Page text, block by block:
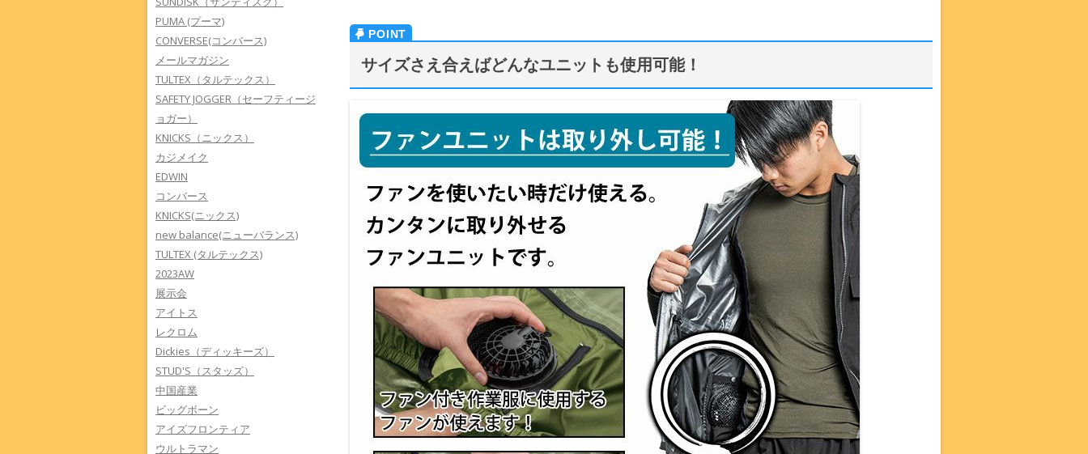
サイズさえ合えばどんなユニットも使用可能！
PUMA (プーマ)
CONVERSE(コンバース)
メールマガジン
TULTEX（タルテックス）
SAFETY JOGGER（セーフティージ
ョガー）
KNICKS（ニックス）
カジメイク
EDWIN
コンバース
KNICKS(ニックス)
new balance(ニューバランス)
TULTEX (タルテックス)
2023AW
展示会
アイトス
レクロム
Dickies（ディッキーズ）
STUD'S（スタッズ）
中国産業
ビッグボーン
アイズフロンティア
ウルトラマン